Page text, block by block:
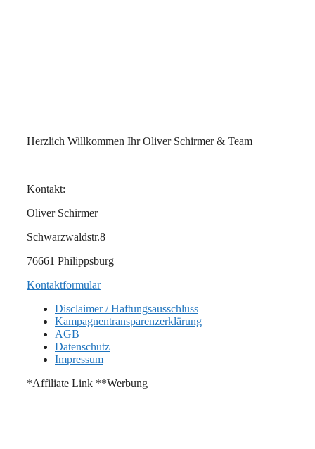
Herzlich Willkommen Ihr Oliver Schirmer & Team
Kontakt:
Oliver Schirmer
Schwarzwaldstr.8
76661 Philippsburg
Kontaktformular
Disclaimer / Haftungsausschluss
Kampagnentransparenzerklärung
AGB
Datenschutz
Impressum
*Affiliate Link **Werbung